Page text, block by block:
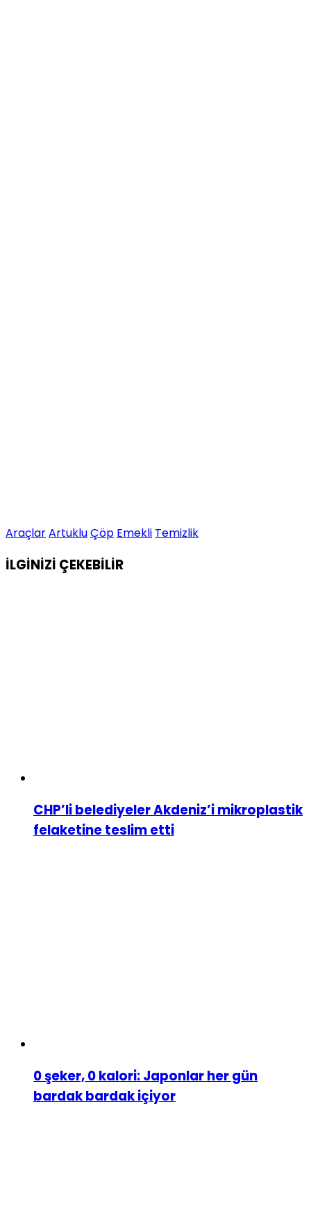
AraçlarArtukluÇöp Emekli Temizlik
İLGİNİZİ ÇEKEBİLİR
CHP’li belediyeler Akdeniz’i mikroplastik
felaketine teslim etti
0 şeker, 0 kalori: Japonlar her gün
bardak bardak içiyor